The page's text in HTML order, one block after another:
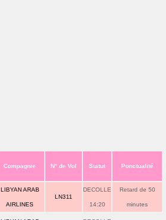
Compagnie N° de Vol Statut Ponctualité
LIBYAN ARAB
AIRLINES
LN311
DECOLLE
14:20
Retard de 50
minutes